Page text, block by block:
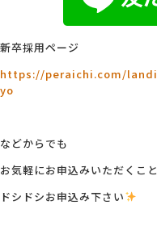
新卒採用ページ
https://peraichi.com/
yo
などからでも
お気軽にお申込みいただくこ
ドシドシお申込み下さい